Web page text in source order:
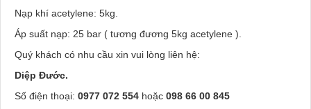
Nạp khí acetylene: 5kg.
Áp suất nạp: 25 bar ( tương đương 5kg acetylene ).
Quý khách có nhu cầu xin vui lòng liên hệ:
Diệp Đước.
Số điện thoại: 0977 072 554 hoặc 098 66 00 845